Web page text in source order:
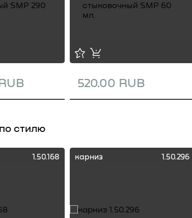
520.00 RUB
стилю
1.50.168 карниз 1.50.296